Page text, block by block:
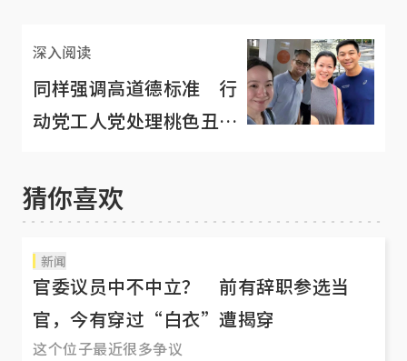
深入阅读
同样强调高道德标准 行
动党工人党处理桃色丑闻
猜你喜欢
新闻
官委议员中不中立？ 前有辞职参选当
官，今有穿过“白衣”遭揭穿
这个位子最近很多争议